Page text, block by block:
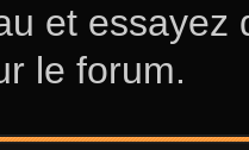
et essayez
le forum.